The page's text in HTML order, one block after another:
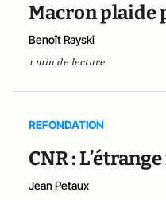
Macron plaide
Benoît Rayski
1 min de lecture
REFONDATION
CNR :
Jean Petaux